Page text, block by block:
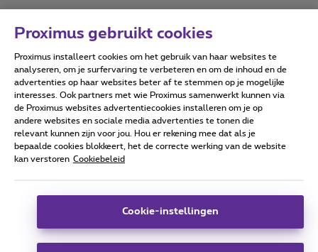
Forumvoorwaarden Accessibility statement
Alle rechten voorbehouden. © Proximus
Algemene voorwaarden, consumenteninfo
Deze website is gecreëerd en wordt beheerd conform het
Koning Albert II-laan 27 - B-1030 Brussel.
Proximus gebruikt cookies
Proximus installeert cookies om het gebruik van haar websites te
analyseren, om je surfervaring te verbeteren en om de inhoud en de
advertenties op haar websites beter af te stemmen op je mogelijke
interesses. Ook partners met wie Proximus samenwerkt kunnen via
de Proximus websites advertentiecookies installeren om je op
andere websites en sociale media advertenties te tonen die
relevant kunnen zijn voor jou. Hou er rekening mee dat als je
bepaalde cookies blokkeert, het de correcte werking van de website
kan verstoren Cookiebeleid
Cookie-instellingen